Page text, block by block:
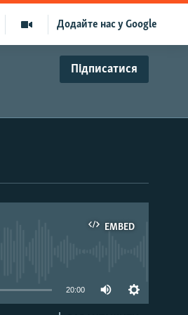
Додайте нас у Google
Підписатися
EMBED
20:00